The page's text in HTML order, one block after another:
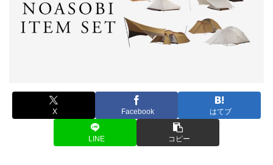
X Facebook はてブ
LINE コピー